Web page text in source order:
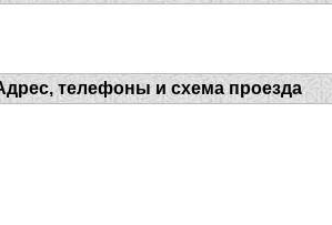
телефоны и схема проезда